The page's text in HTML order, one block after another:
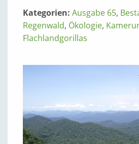
Kategorien: Ausgabe 65,
Regenwald, Ökologie,
Flachlandgorillas